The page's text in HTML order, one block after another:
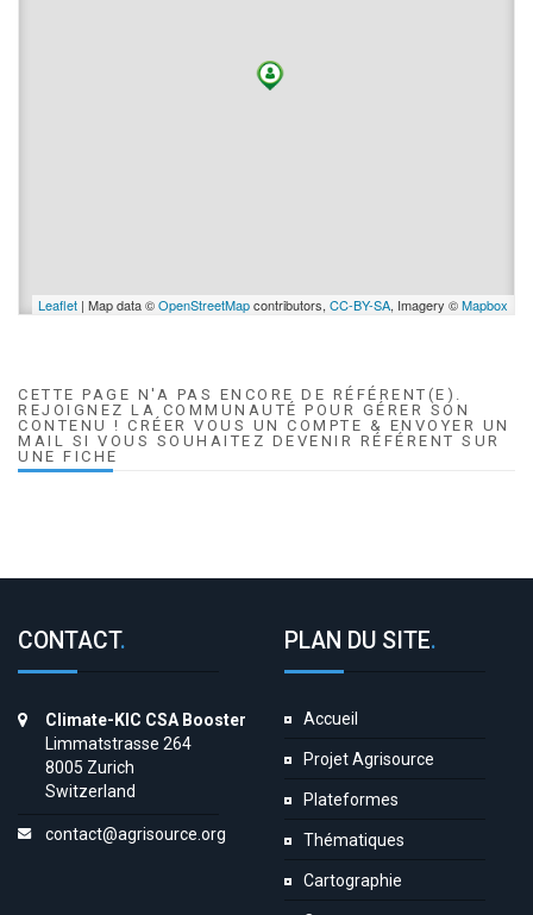
Leaflet | Map data ©OpenStreetMapcontributors, CC-BY-SA, Imagery ©Mapbox
CETTE PAGE N'A PAS ENCORE DE RÉFÉRENT(E).
REJOIGNEZ LA COMMUNAUTÉ POUR GÉRER SON
CONTENU ! CRÉER VOUS UN COMPTE & ENVOYER UN
MAIL SI VOUS SOUHAITEZ DEVENIR RÉFÉRENT SUR
UNE FICHE
CONTACT.
Climate-KIC CSA Booster
Limmatstrasse 264
8005 Zurich
Switzerland
contact@agrisource.org
PLAN DU SITE.
Accueil
Projet Agrisource
Plateformes
Thématiques
Cartographie